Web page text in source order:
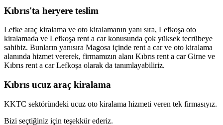
Kıbrıs'ta heryere teslim
Lefke araç kiralama ve oto kiralamanın yanı sıra, Lefkoşa oto
kiralamada ve Lefkoşa rent a car konusunda çok yüksek tecrübeye
sahibiz. Bunların yanısıra Magosa içinde rent a car ve oto kiralama
alanında hizmet vererek, firmamızın alanı Kıbrıs rent a car Girne ve
Kıbrıs rent a car Lefkoşa olarak da tanımlayabiliriz.
Kıbrıs ucuz araç kiralama
KKTC sektöründeki ucuz oto kiralama hizmeti veren tek firmasıyız.
Bizi seçtiğiniz için teşekkür ederiz.